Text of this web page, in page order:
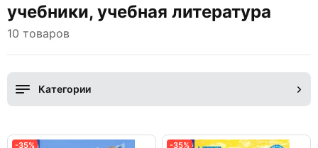
учебники, учебная литература
10 товаров
Категории
-35% -35%